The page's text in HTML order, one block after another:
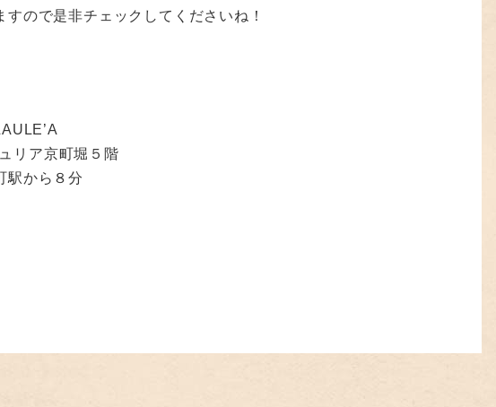
ので是非チェックしてくださいね！
リア京町堀５階
駅から８分